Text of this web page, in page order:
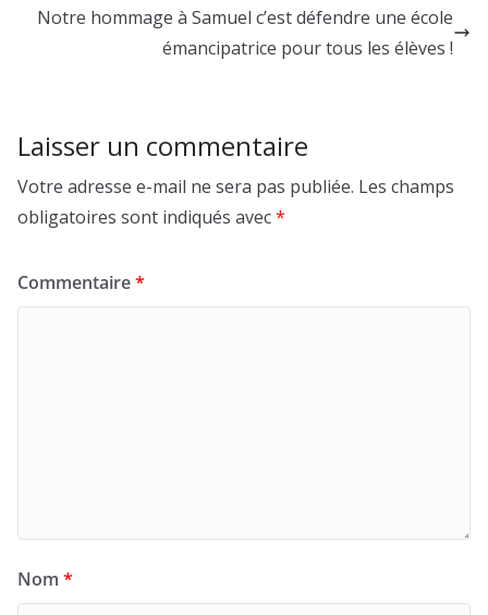
Notre hommage à Samuel c’est défendre une école
émancipatrice pour tous les élèves !
Laisser un commentaire
Votre adresse e-mail ne sera pas publiée. Les champs
obligatoires sont indiqués avec*
Commentaire*
Nom *